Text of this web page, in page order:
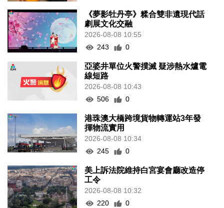
《夢影牡丹亭》糅合雙非遺現代話
劇展文化交融
2026-08-08 10:55
243
0
亞婆井單位火警撲滅 疑涉熱水爐電
線短路
2026-08-08 10:43
506
0
港珠澳大橋跨境貨物轉運站3年發
揮物流實用
2026-08-08 10:34
245
0
美上訴法院維持白宮宴會廳改造停
工令
2026-08-08 10:32
220
0